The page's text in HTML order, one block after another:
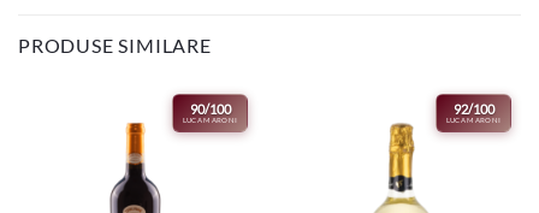
PRODUSE SIMILARE
90/100
LUCA MARONI
92/100
LUCA MARONI